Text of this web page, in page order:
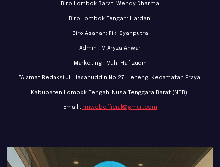
Biro Lombok Barat: Wendy Dharma
Biro Lombok Tengah: Hardani
Biro Asahan: Riki Syahputra
Admin : M Aryza Anwar
Marketing : Muh. Hafizudin
"Alamat Redaksi:Jl. Hasanuddin No.27, Leneng, Kecamatan Praya,
Kabupaten Lombok Tengah, Nusa Tenggara Barat (NTB)"
Email : rmwebofficial@gmail.com